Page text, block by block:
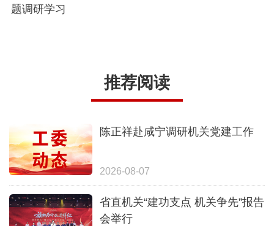
题调研学习
推荐阅读
陈正祥赴咸宁调研机关党建工作
2026-08-07
省直机关“建功支点 机关争先”报告
会举行